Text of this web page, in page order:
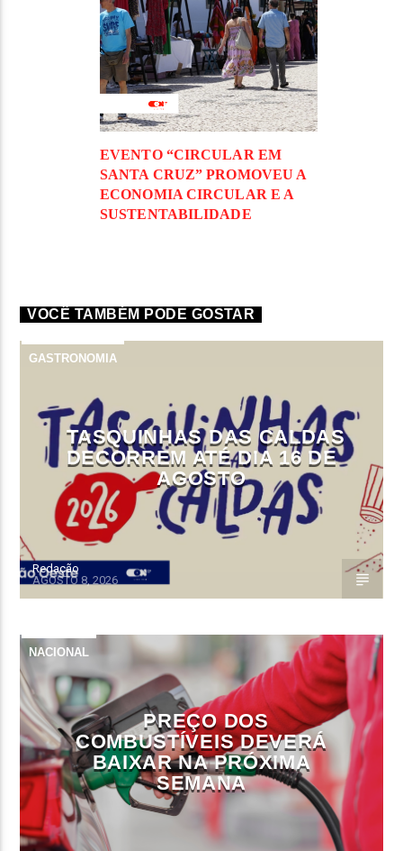
EVENTO “CIRCULAR EM
SANTA CRUZ” PROMOVEU A
ECONOMIA CIRCULAR E A
SUSTENTABILIDADE
VOCÊ TAMBÉM PODE GOSTAR
GASTRONOMIA
TASQUINHAS DAS CALDAS
DECORREM ATÉ DIA 16 DE
AGOSTO
Redação
AGOSTO 8, 2026
NACIONAL
PREÇO DOS
COMBUSTÍVEIS DEVERÁ
BAIXAR NA PRÓXIMA
SEMANA